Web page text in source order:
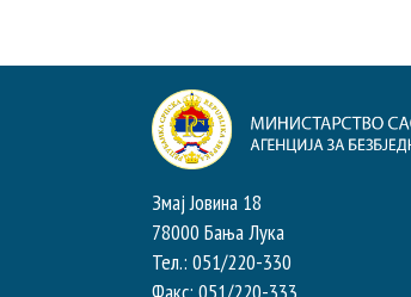
Змај Јовина 18
78000 Бања Лука
Тел.: 051/220-330
Факс: 051/220-333